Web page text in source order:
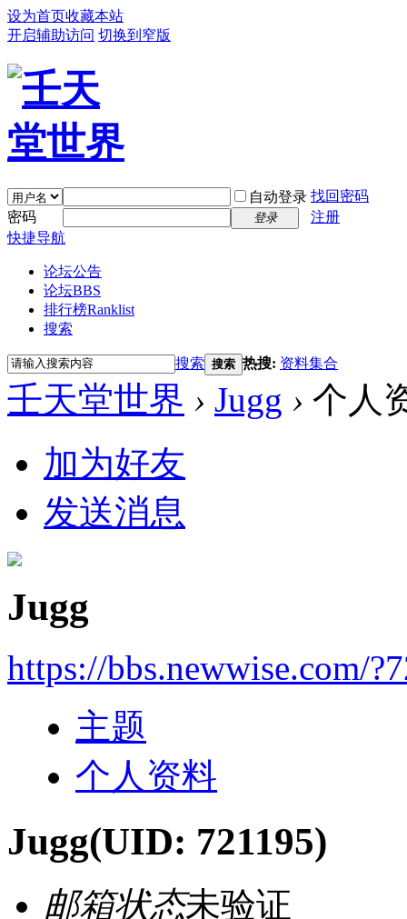
设为首页收藏本站
开启辅助访问 切换到窄版
自动登录 找回密码
密码
登录
注册
快捷导航
论坛公告
论坛BBS
排行榜Ranklist
搜索
搜索 搜索 热搜: 资料集合
壬天堂世界 › Jugg › 个人
加为好友
发送消息
Jugg
https://bbs.newwise.com/
主题
个人资料
Jugg(UID: 721195)
邮箱状态未验证